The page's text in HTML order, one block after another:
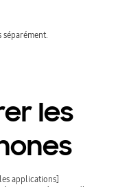
séparément.
les
applications]